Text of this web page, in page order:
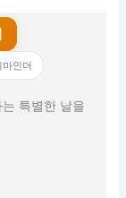
마인더
특별한 날을